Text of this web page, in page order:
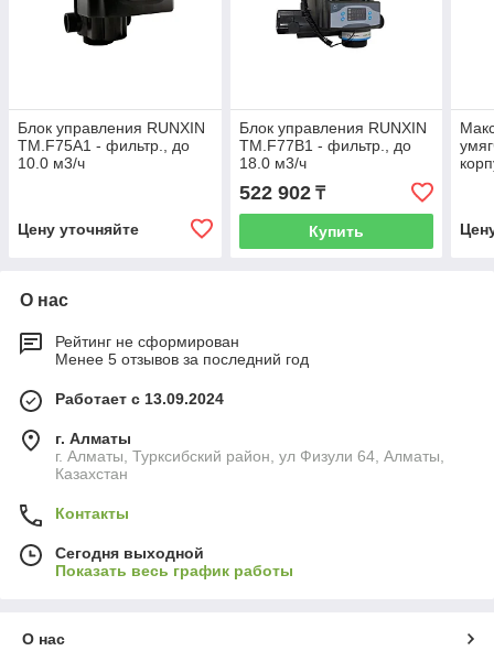
Блок управления RUNXIN
ТМ.F75A1 - фильтр., до
10.0 м3/ч
Цену уточняйте
Блок управления RUNXIN
ТМ.F77B1 - фильтр., до
18.0 м3/ч
522 902₸
Купить
О нас
Рейтинг не сформирован
Менее 5 отзывов за последний год
Работает с 13.09.2024
г. Алматы
г. Алматы, Турксибский район, ул Физули 64, Алматы,
Казахстан
Контакты
Сегодня выходной
Показать весь график работы
О нас